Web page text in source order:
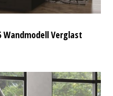
Wandmodell Verglast